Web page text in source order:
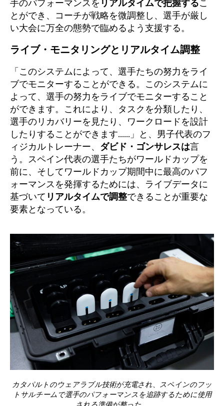
手のパフォーマンスを リアルタイムで把握するこ
とができ、コーチが戦略を微調整し、選手が厳し
い大会に万全の態勢で臨めるよう支援する。
ライブ・モニタリングとリアルタイム調整
「このシステムによって、選手たちの努力をライ
ブでモニターすることができる。このシステムに
よって、選手の努力をライブでモニターすること
ができます。これにより、タスクを分類したり、
選手のリカバリーを見たり、ワークロードを設計
したりすることができます......」と、男子代表のフ
ィジカルトレーナー、 ダビド・ゴンサレスは言
う。スペイン代表の選手たちがワールドカップを
前に、そしてワールドカップ期間中に最高のパフ
ォーマンスを発揮するためには、ライブデータに
基づいて リアルタイムで調整できることが重要な
要素となっている。
カタパルトのウェアラブル技術が充電され、スペインのフッ
トサルチームで選手のパフォーマンスを追跡するために使用